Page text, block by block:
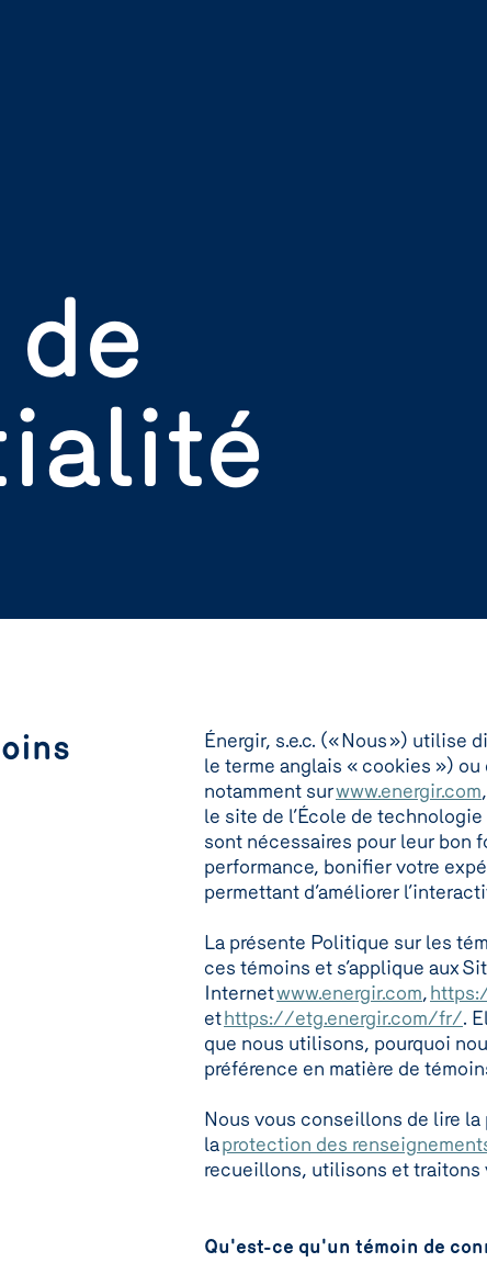
Énergir, s.e.c. (« Nous ») utilise
le terme anglais « cookies »)
notamment surwww.energir.com
le site de l’École de
sont nécessaires pour leur bon
performance, bonifier votre
permettant d’améliorer
La présente Politique sur les
ces témoins et s’applique aux
Internetwww.energir.com,
ethttps://etg.energir.com/fr/.
que nous utilisons, pourquoi
préférence en matière de
Nous vous conseillons de lire
laprotection des
recueillons, utilisons et traitons
Qu'est-ce qu'un témoin de